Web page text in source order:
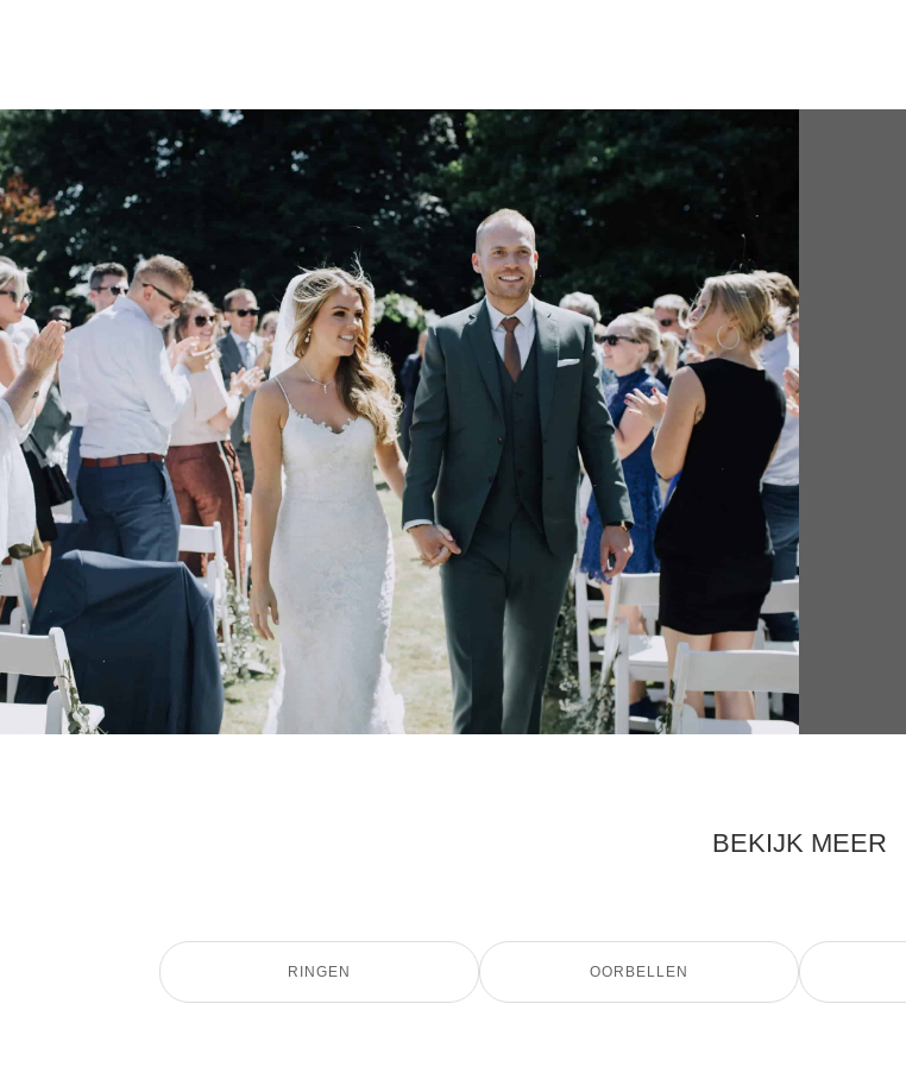
BEKIJK MEER
RINGEN OORBELLEN